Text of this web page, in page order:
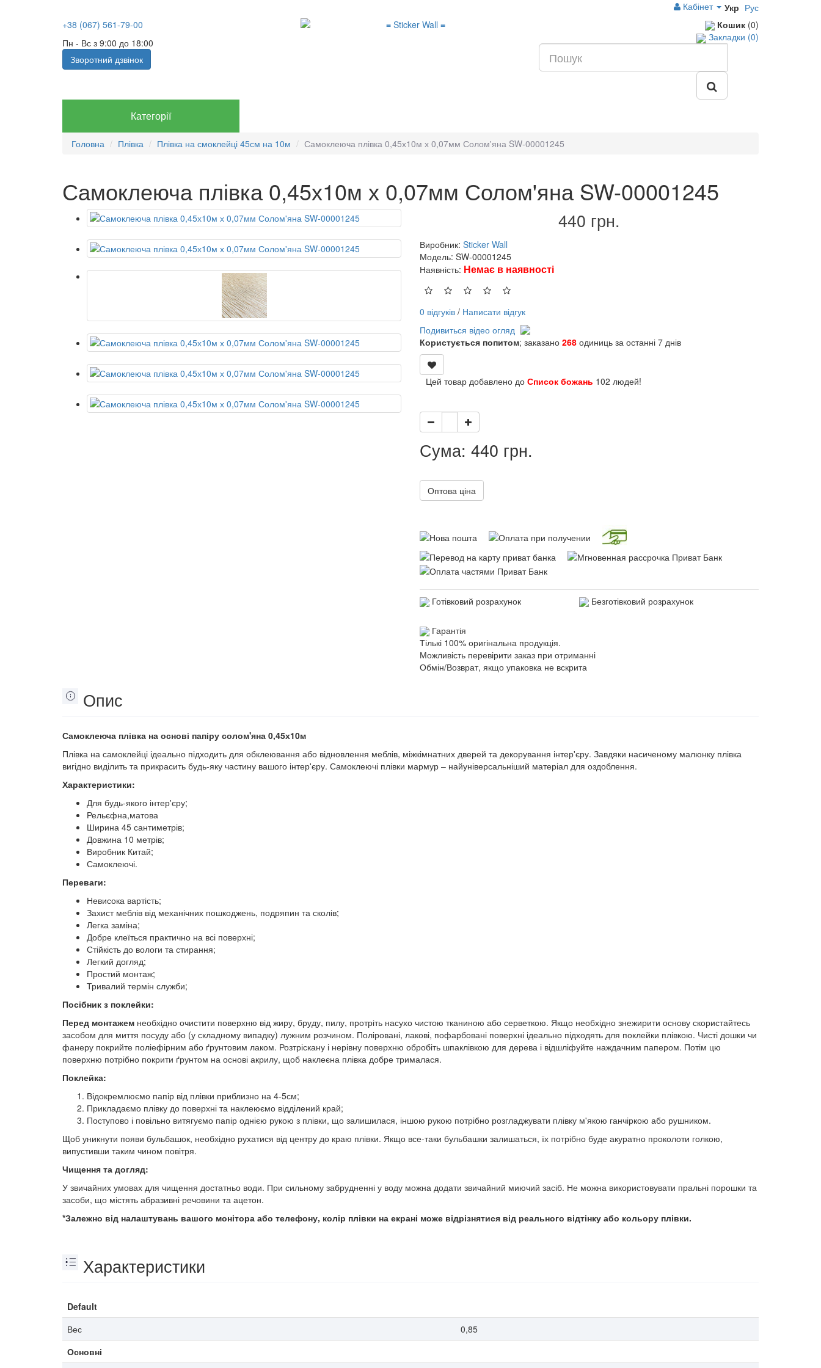
Укр Рус
Кабінет
+38 (067) 561-79-00
Пн - Вс з 9:00 до 18:00
Зворотний дзвінок
Кошик (0)
Закладки (0)
Категорії
Головна Плівка Плівка на смоклейці 45см на 10м Самоклеюча плівка 0,45х10м х 0,07мм Солом'яна SW-00001245
Самоклеюча плівка 0,45х10м х 0,07мм Солом'яна SW-00001245
440 грн.
Виробник: Sticker Wall
Модель: SW-00001245
Наявність: Немає в наявності
0 відгуків / Написати відгук
Подивиться відео огляд
Користується попитом; заказано 268 одиниць за останні 7 днів
Цей товар добавлено до Список божань 102 людей!
Сума: 440 грн.
Оптова ціна
Готівковий розрахунок Безготівковий розрахунок
Гарантія
Тількі 100% оригінальна продукція.
Можливість перевірити заказ при отриманні
Обмін/Возврат, якщо упаковка не вскрита
Опис
Самоклеюча плівка на основі папіру солом'яна 0,45х10м
Плівка на самоклейці ідеально підходить для обклеювання або відновлення меблів, міжкімнатних дверей та декорування інтер'єру. Завдяки насиченому малюнку плівка
вигідно виділить та прикрасить будь-яку частину вашого інтер'єру. Самоклеючі плівки мармур – найуніверсальніший матеріал для оздоблення.
Характеристики:
Для будь-якого інтер'єру;
Рельєфна,матова
Ширина 45 сантиметрів;
Довжина 10 метрів;
Виробник Китай;
Самоклеючі.
Переваги:
Невисока вартість;
Захист меблів від механічних пошкоджень, подряпин та сколів;
Легка заміна;
Добре клеїться практично на всі поверхні;
Стійкість до вологи та стирання;
Легкий догляд;
Простий монтаж;
Тривалий термін служби;
Посібник з поклейки:
Перед монтажем необхідно очистити поверхню від жиру, бруду, пилу, протріть насухо чистою тканиною або серветкою. Якщо необхідно знежирити основу скористайтесь
засобом для миття посуду або (у складному випадку) лужним розчином. Поліровані, лакові, пофарбовані поверхні ідеально підходять для поклейки плівкою. Чисті дошки чи
фанеру покрийте поліефірним або ґрунтовим лаком. Розтріскану і нерівну поверхню обробіть шпаклівкою для дерева і відшліфуйте наждачним папером. Потім цю
поверхню потрібно покрити ґрунтом на основі акрилу, щоб наклеєна плівка добре трималася.
Поклейка:
Відокремлюємо папір від плівки приблизно на 4-5см;
Прикладаємо плівку до поверхні та наклеюємо відділений край;
Поступово і повільно витягуємо папір однією рукою з плівки, що залишилася, іншою рукою потрібно розгладжувати плівку м'якою ганчіркою або рушником.
Щоб уникнути появи бульбашок, необхідно рухатися від центру до краю плівки. Якщо все-таки бульбашки залишаться, їх потрібно буде акуратно проколоти голкою,
випустивши таким чином повітря.
Чищення та догляд:
У звичайних умовах для чищення достатньо води. При сильному забрудненні у воду можна додати звичайний миючий засіб. Не можна використовувати пральні порошки та
засоби, що містять абразивні речовини та ацетон.
*Залежно від налаштувань вашого монітора або телефону, колір плівки на екрані може відрізнятися від реального відтінку або кольору плівки.
Характеристики
Default
Вес
0,85
Основні